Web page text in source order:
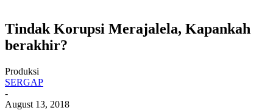
Tindak Korupsi Merajalela, Kapankah
berakhir?
Produksi
SERGAP
-
August 13, 2018